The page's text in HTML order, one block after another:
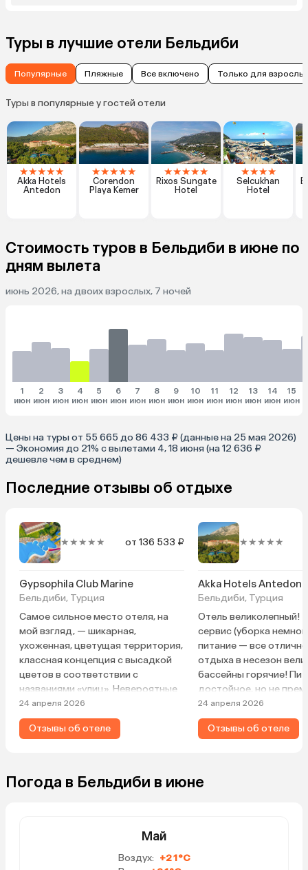
Туры в лучшие отели Бельдиби
Популярные Пляжные Все включено Только для
Туры в популярные у гостей отели
★★★★★
Akka Hotels
Antedon
★★★★★
Corendon
Playa Kemer
★★★★★
Rixos Sungate
Hotel
★★★★
Selcukhan
Hotel
Стоимость туров в Бельдиби в июне по
дням вылета
июнь 2026, на двоих взрослых, 7 ночей
1
июн
2
июн
3
июн
4
июн
5
июн
6
июн
7
июн
8
июн
9
июн
10
июн
11
июн
12
июн
13
июн
14
июн
15
июн
Цены на туры от 55 665 до 86 433 ₽ (данные на 25 мая 2026)
— Экономия до 21% с вылетами 4, 18 июня (на 12 636 ₽
дешевле чем в среднем)
Последние отзывы об отдыхе
★★★★★ от 136 533 ₽
Gypsophila Club Marine
Бельдиби, Турция
Самое сильное место отеля, на
мой взгляд, — шикарная,
ухоженная, цветущая территория,
классная концепция с высадкой
цветов в соответствии с
названиями «улиц». Невероятные
вековые деревья на территории,
между которыми бережно
проложены дорожки и возведены
гамаки и качели дополнительно
дают возможность насладиться
трелями многочисленных птиц.
территории и находить каждый
24 апреля 2026
Отзывы об отеле
★★★★★
Akka Hotels Antedon
Бельдиби, Турция
Отель великолепный!
сервис (уборка
питание — все
отдыха в несезон
бассейны горячие!
достойное, но не
возможно, в летней
будет разнообразнее,
вкусное и
24 апреля 2026
Отзывы об отеле
Погода в Бельдиби в июне
Май
Воздух: +21°C